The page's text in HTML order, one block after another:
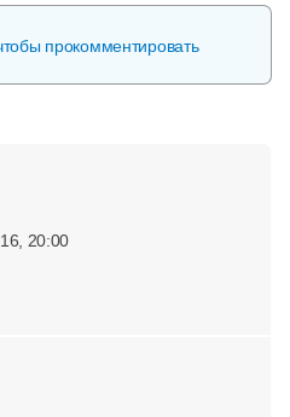
прокомментировать
20:00